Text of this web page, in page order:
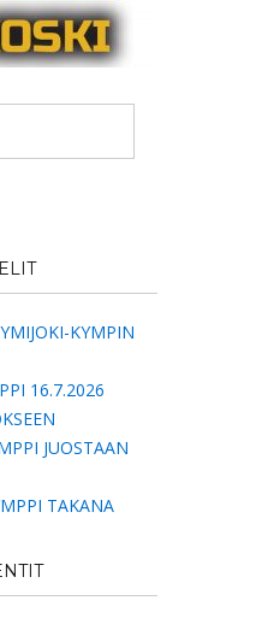
KYMPIN
16.7.2026
JUOSTAAN
TAKANA